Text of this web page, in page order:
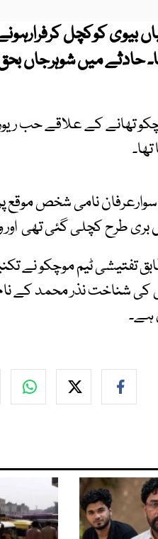
میاں بیوی کوکچل
حادثے میں شوہرجاں
30 مئی کو موچکو تھانے کے علاقے
نامی شخص موقع
بری طرح کچلی گئی تھی
ٹیم موچکو نے
جس کی شناخت نذر محمد کے
ہے۔